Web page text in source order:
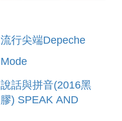
流行尖端Depeche
Mode
說話與拼音(2016黑
膠) SPEAK AND